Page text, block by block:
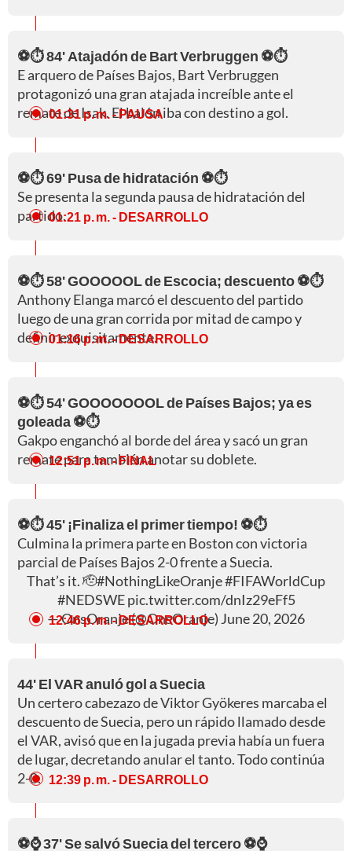
⚽⏱️ 84' Atajadón de Bart Verbruggen ⚽⏱️
E arquero de Países Bajos, Bart Verbruggen
protagonizó una gran atajada increíble ante el
remate de Isak. El balón iba con destino a gol.
01:31 p. m. - PAUSA
⚽⏱️ 69' Pusa de hidratación ⚽⏱️
Se presenta la segunda pausa de hidratación del
partido.01:21 p. m. - DESARROLLO
⚽⏱️ 58' GOOOOOL de Escocia; descuento ⚽⏱️
Anthony Elanga marcó el descuento del partido
luego de una gran corrida por mitad de campo y
definir exquisitamente.
01:16 p. m.- DESARROLLO
⚽⏱️ 54' GOOOOOOOL de Países Bajos; ya es
goleada ⚽⏱️
Gakpo enganchó al borde del área y sacó un gran
remate para también anotar su doblete.
12:51 p. m.- FINAL
⚽⏱️ 45' ¡Finaliza el primer tiempo! ⚽⏱️
Culmina la primera parte en Boston con victoria
parcial de Países Bajos 2-0 frente a Suecia.
That’s it. 🫡#NothingLikeOranje#FIFAWorldCup
#NEDSWE pic.twitter.com/dnIz29eFf5
— OnsOranje (@OnsOranje) June 20, 2026
12:46 p. m.- DESARROLLO
44' El VAR anuló gol a Suecia
Un certero cabezazo de Viktor Gyökeres marcaba el
descuento de Suecia, pero un rápido llamado desde
el VAR, avisó que en la jugada previa había un fuera
de lugar, decretando anular el tanto. Todo continúa
2-0. 12:39 p. m. - DESARROLLO
⚽⌚ 37' Se salvó Suecia del tercero ⚽⌚